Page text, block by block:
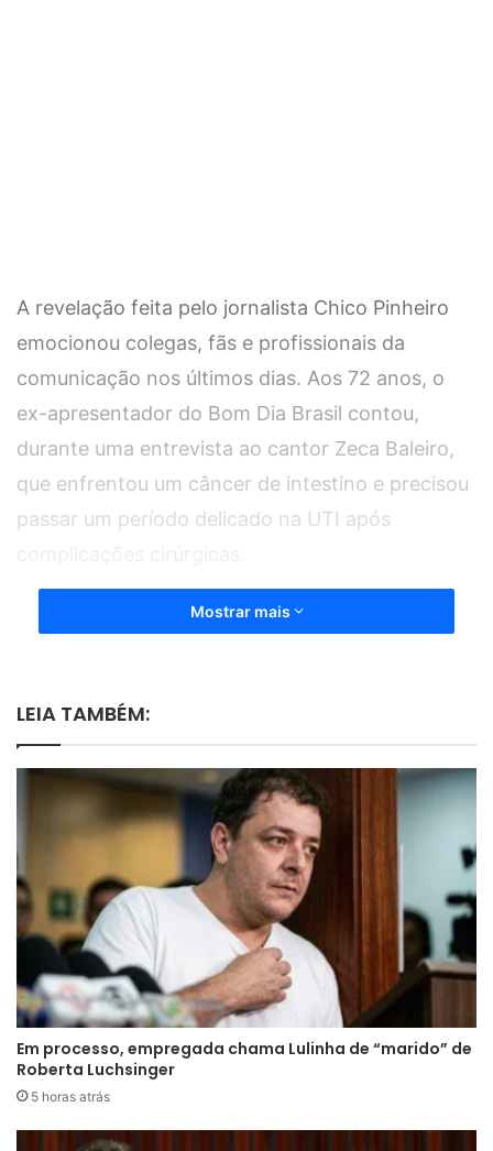
A revelação feita pelo jornalista Chico Pinheiro
emocionou colegas, fãs e profissionais da
comunicação nos últimos dias. Aos 72 anos, o
ex-apresentador do Bom Dia Brasil contou,
durante uma entrevista ao cantor Zeca Baleiro,
que enfrentou um câncer de intestino e precisou
passar um período delicado na UTI após
Mostrar mais
LEIA TAMBÉM:
Em processo, empregada chama Lulinha de “marido” de
Roberta Luchsinger
5 horas atrás